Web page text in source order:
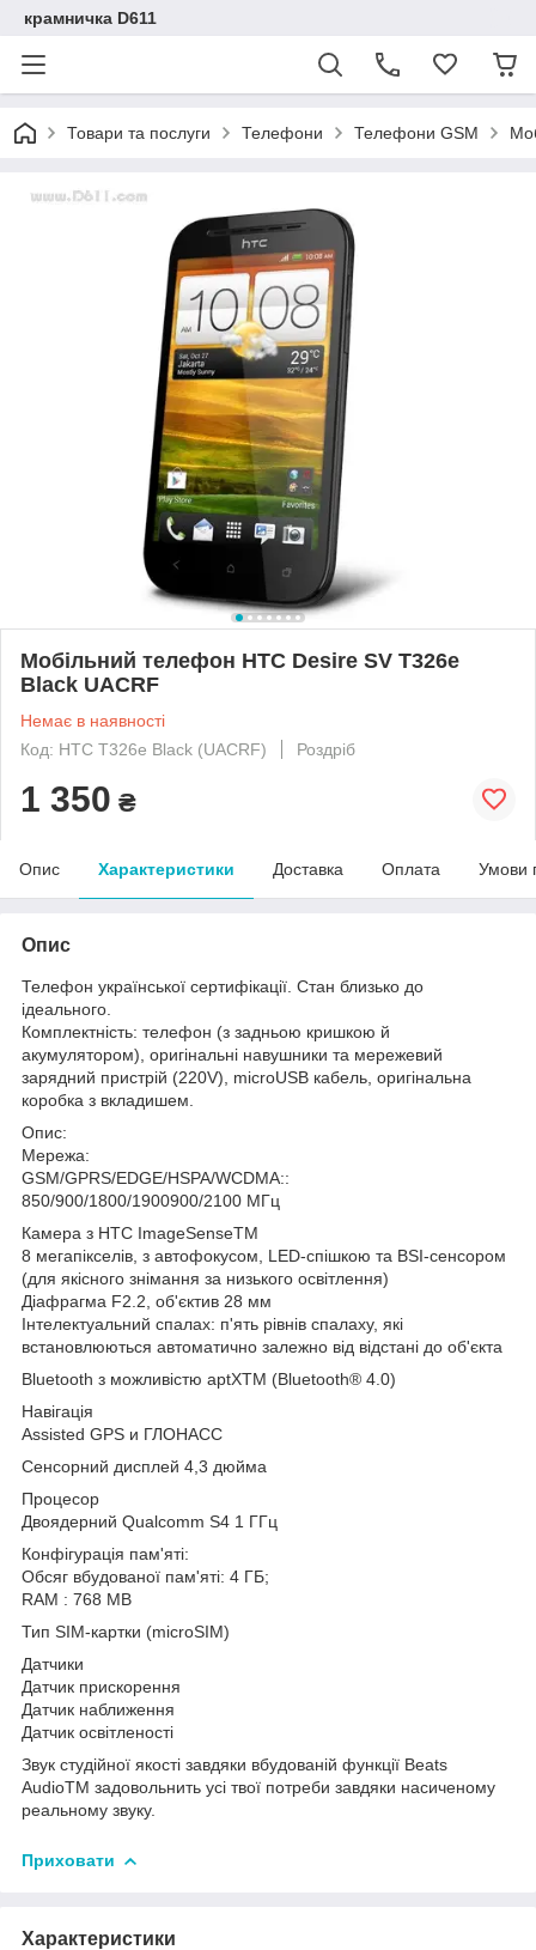
крамничка D611
Товари та послуги Телефони Телефони GSM
Мобільний телефон HTC Desire SV T326e
Black UACRF
Немає в наявності
Код: HTC T326e Black (UACRF)
Роздріб
1 350 ₴
Опис Характеристики Доставка Оплата Умови
Опис
Телефон української сертифікації. Стан близько до
ідеального.
Комплектність: телефон (з задньою кришкою й
акумулятором), оригінальні навушники та мережевий
зарядний пристрій (220V), microUSB кабель, оригінальна
коробка з вкладишем.
Опис:
Мережа:
GSM/GPRS/EDGE/HSPA/WCDMA::
850/900/1800/1900900/2100 МГц
Камера з HTC ImageSenseTM
8 мегапікселів, з автофокусом, LED-спішкою та BSI-сенсором
(для якісного знімання за низького освітлення)
Діафрагма F2.2, об'єктив 28 мм
Інтелектуальний спалах: п'ять рівнів спалаху, які
встановлюються автоматично залежно від відстані до об'єкта
Bluetooth з можливістю aptXTM (Bluetooth® 4.0)
Навігація
Assisted GPS и ГЛОНАСС
Сенсорний дисплей 4,3 дюйма
Процесор
Двоядерний Qualcomm S4 1 ГГц
Конфігурація пам'яті:
Обсяг вбудованої пам'яті: 4 ГБ;
RAM : 768 MB
Тип SIM-картки (microSIM)
Датчики
Датчик прискорення
Датчик наближення
Датчик освітленості
Звук студійної якості завдяки вбудованій функції Beats
AudioTM задовольнить усі твої потреби завдяки насиченому
реальному звуку.
Приховати
Характеристики